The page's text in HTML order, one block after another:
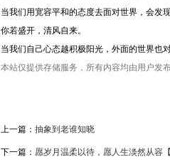
当我们用宽容平和的态度去面对世界，会发
你若盛开，清风自来。
当我们自己心态越积极阳光，外面的世界也
本站仅提供存储服务，所有内容均由用户发
上一篇： 抽象到老谁知晓
下一篇： 愿岁月温柔以待，愿人生淡然从容